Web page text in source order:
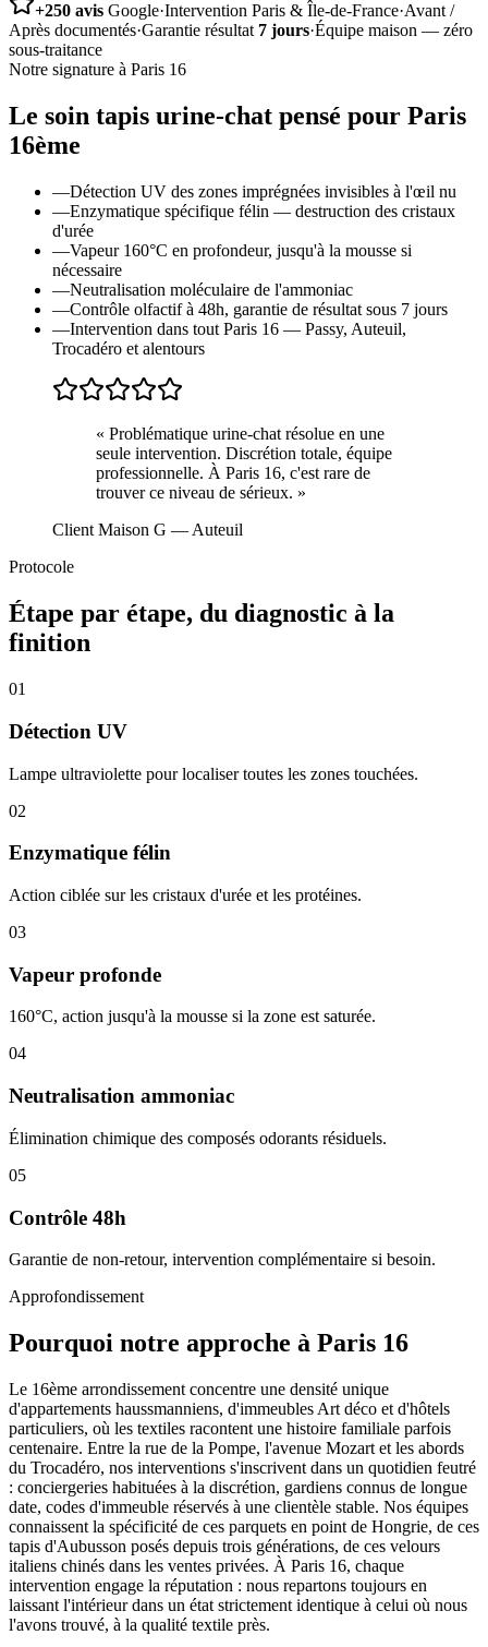
+250 avis Google·Intervention Paris & Île-de-France·Avant /
Après documentés·Garantie résultat 7 jours·Équipe maison — zéro
sous-traitance
Notre signature à Paris 16
Le soin tapis urine-chat pensé pour Paris
16ème
—Détection UV des zones imprégnées invisibles à l'œil nu
—Enzymatique spécifique félin — destruction des cristaux
d'urée
—Vapeur 160°C en profondeur, jusqu'à la mousse si
nécessaire
—Neutralisation moléculaire de l'ammoniac
—Contrôle olfactif à 48h, garantie de résultat sous 7 jours
—Intervention dans tout Paris 16 — Passy, Auteuil,
Trocadéro et alentours
« Problématique urine-chat résolue en une
seule intervention. Discrétion totale, équipe
professionnelle. À Paris 16, c'est rare de
trouver ce niveau de sérieux. »
Client Maison G — Auteuil
Protocole
Étape par étape, du diagnostic à la
finition
01
Détection UV
Lampe ultraviolette pour localiser toutes les zones touchées.
02
Enzymatique félin
Action ciblée sur les cristaux d'urée et les protéines.
03
Vapeur profonde
160°C, action jusqu'à la mousse si la zone est saturée.
04
Neutralisation ammoniac
Élimination chimique des composés odorants résiduels.
05
Contrôle 48h
Garantie de non-retour, intervention complémentaire si besoin.
Approfondissement
Pourquoi notre approche à Paris 16
Le 16ème arrondissement concentre une densité unique
d'appartements haussmanniens, d'immeubles Art déco et d'hôtels
particuliers, où les textiles racontent une histoire familiale parfois
centenaire. Entre la rue de la Pompe, l'avenue Mozart et les abords
du Trocadéro, nos interventions s'inscrivent dans un quotidien feutré
: conciergeries habituées à la discrétion, gardiens connus de longue
date, codes d'immeuble réservés à une clientèle stable. Nos équipes
connaissent la spécificité de ces parquets en point de Hongrie, de ces
tapis d'Aubusson posés depuis trois générations, de ces velours
italiens chinés dans les ventes privées. À Paris 16, chaque
intervention engage la réputation : nous repartons toujours en
laissant l'intérieur dans un état strictement identique à celui où nous
l'avons trouvé, à la qualité textile près.